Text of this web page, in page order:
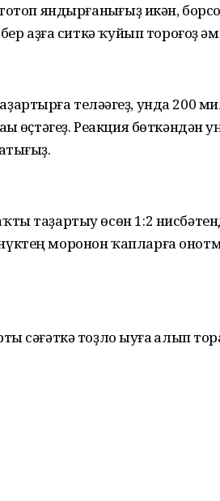
яндырғанһығыҙ икән,
аҙға ситкә ҡуйып тороғоҙ
теләһәгеҙ, унда 200
өҫтәгеҙ. Реакция бөткәндән
таҙартыу өсөн 1:2
моронон ҡапларға
сәғәткә тоҙло һыуға һалып